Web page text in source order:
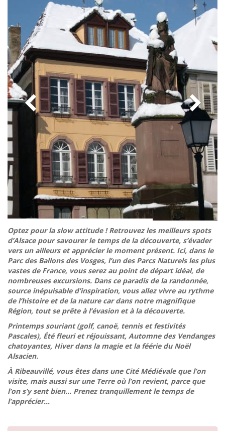
Optez pour la slow attitude ! Retrouvez les meilleurs spots
d’Alsace pour savourer le temps de la découverte, s’évader
vers un ailleurs et apprécier le moment présent. Ici, dans le
Parc des Ballons des Vosges, l’un des Parcs Naturels les plus
vastes de France, vous serez au point de départ idéal, de
nombreuses excursions. Dans ce paradis de la randonnée,
source inépuisable d’inspiration, vous allez vivre au rythme
de l’histoire et de la nature car dans notre magnifique
Région, tout se prête à l’évasion et à la découverte.
Printemps souriant (golf, canoë, tennis et festivités
Pascales), Été fleuri et réjouissant, Automne des Vendanges
chatoyantes, Hiver dans la magie et la féérie du Noël
Alsacien.
À Ribeauvillé, vous êtes dans une Cité Médiévale que l’on
visite, mais aussi sur une Terre où l’on revient, parce que
l’on s’y sent bien… Prenez tranquillement le temps de
l’apprécier…